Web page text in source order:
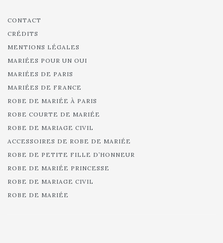
CONTACT
CRÉDITS
MENTIONS LÉGALES
MARIÉES POUR UN OUI
MARIÉES DE PARIS
MARIÉES DE FRANCE
ROBE DE MARIÉE À PARIS
ROBE COURTE DE MARIÉE
ROBE DE MARIAGE CIVIL
ACCESSOIRES DE ROBE DE MARIÉE
ROBE DE PETITE FILLE D’HONNEUR
ROBE DE MARIÉE PRINCESSE
ROBE DE MARIAGE CIVIL
ROBE DE MARIÉE